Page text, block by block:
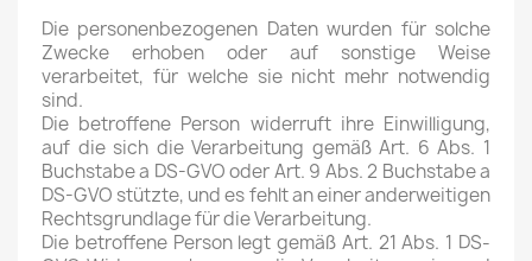
Die personenbezogenen Daten wurden für solche
Zwecke erhoben oder auf sonstige Weise
verarbeitet, für welche sie nicht mehr notwendig
sind.
Die betroffene Person widerruft ihre Einwilligung,
auf die sich die Verarbeitung gemäß Art. 6 Abs. 1
Buchstabe a DS-GVO oder Art. 9 Abs. 2 Buchstabe a
DS-GVO stützte, und es fehlt an einer anderweitigen
Rechtsgrundlage für die Verarbeitung.
Die betroffene Person legt gemäß Art. 21 Abs. 1 DS-